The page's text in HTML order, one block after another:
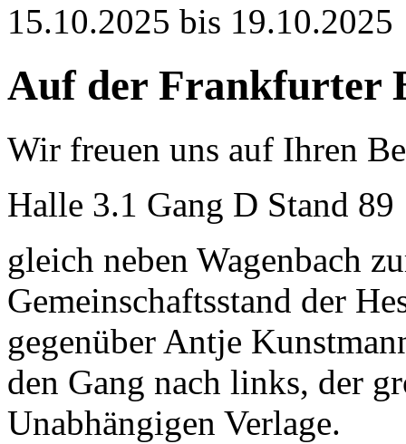
15.10.2025 bis 19.10.2025
Auf der Frankfurter
Wir freuen uns auf Ihren
Halle 3.1 Gang D Stand 89
gleich neben Wagenbach
Gemeinschaftsstand der
gegenüber Antje
den Gang nach links, der
Unabhängigen Verlage.